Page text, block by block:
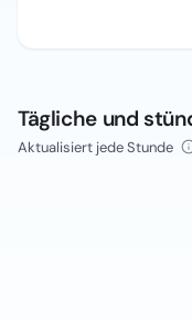
Tägliche und
Aktualisiert jede Stunde